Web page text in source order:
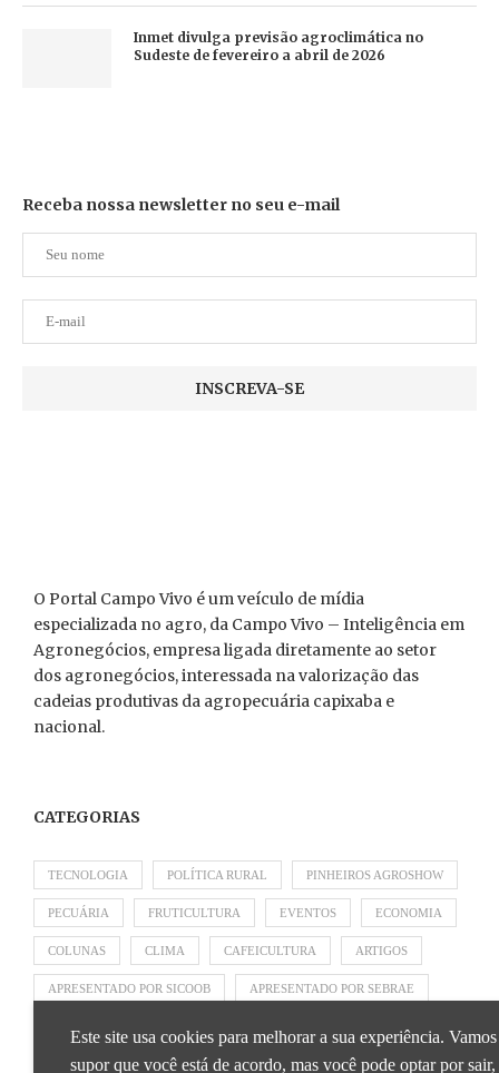
Inmet divulga previsão agroclimática no
Sudeste de fevereiro a abril de 2026
Receba nossa newsletter no seu e-mail
O Portal Campo Vivo é um veículo de mídia
especializada no agro, da Campo Vivo – Inteligência em
Agronegócios, empresa ligada diretamente ao setor
dos agronegócios, interessada na valorização das
cadeias produtivas da agropecuária capixaba e
nacional.
CATEGORIAS
TECNOLOGIA POLÍTICA RURAL PINHEIROS AGROSHOW
PECUÁRIA FRUTICULTURA EVENTOS ECONOMIA
COLUNAS CLIMA CAFEICULTURA ARTIGOS
APRESENTADO POR SICOOB APRESENTADO POR SEBRAE
Este site usa cookies para melhorar a sua experiência. Vamos
supor que você está de acordo, mas você pode optar por sair,